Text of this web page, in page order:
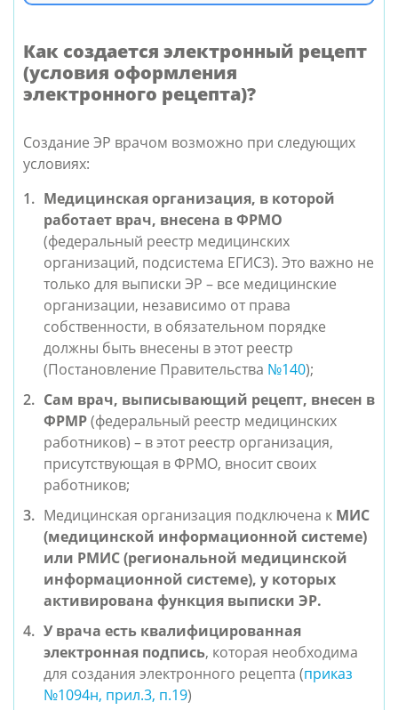
Как создается электронный рецепт
(условия оформления
электронного рецепта)?
Создание ЭР врачом возможно при следующих
условиях:
Медицинская организация, в которой
работает врач, внесена в ФРМО
(федеральный реестр медицинских
организаций, подсистема ЕГИСЗ). Это важно не
только для выписки ЭР – все медицинские
организации, независимо от права
собственности, в обязательном порядке
должны быть внесены в этот реестр
(Постановление Правительства №140);
Сам врач, выписывающий рецепт, внесен в
ФРМР(федеральный реестр медицинских
работников) – в этот реестр организация,
присутствующая в ФРМО, вносит своих
работников;
Медицинская организация подключена к МИС
(медицинской информационной системе)
или РМИС (региональной медицинской
информационной системе), у которых
активирована функция выписки ЭР.
У врача есть квалифицированная
электронная подпись, которая необходима
для создания электронного рецепта (приказ
№1094н, прил.3, п.19)